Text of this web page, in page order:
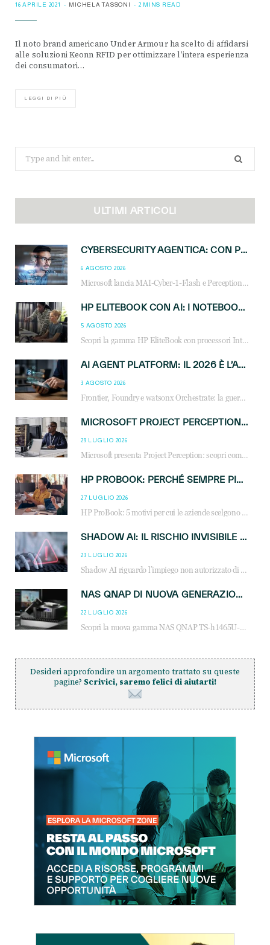
16 APRILE 2021 MICHELA TASSONI 2 MINS READ
Il noto brand americano Under Armour ha scelto di affidarsi
alle soluzioni Keonn RFID per ottimizzare l’intera esperienza
dei consumatori…
LEGGI DI PIÙ
Search
for:
ULTIMI ARTICOLI
CYBERSECURITY AGENTICA: CON PERCEPTION E MAI-CYBER-1-FLASH MICROSOFT APRE NUOVI SERVIZI PER IL CANALE
6 AGOSTO 2026
Microsoft lancia MAI-Cyber-1-Flash e Perception: cybersecurity agentica in preview dal 3 novembre. Cosa cambia per MSP, system integrator e reseller.
HP ELITEBOOK CON AI: I NOTEBOOK BUSINESS INTELLIGENTI CHE TRASFORMANO PRODUTTIVITÀ, SICUREZZA E LAVORO IBRIDO
5 AGOSTO 2026
Scopri la gamma HP EliteBook con processori Intel® Core™ Ultra e AMD Ryzen™ AI. Notebook business progettati per aumentare la produttività, migliorare la collaborazione e garantire sicurezza avanzata in ufficio e in mobilità.
AI AGENT PLATFORM: IL 2026 È L’ANNO DEL «SISTEMA OPERATIVO» PER GLI AGENTI AZIENDALI
3 AGOSTO 2026
Frontier, Foundry e watsonx Orchestrate: la guerra delle piattaforme AI agent ridisegna il mercato IT. Cosa cambia per reseller, MSP e system integrator.
MICROSOFT PROJECT PERCEPTION: COME GLI AGENTI AI CAMBIERANNO SOC, CYBERSECURITY E SERVIZI MSP
29 LUGLIO 2026
Microsoft presenta Project Perception: scopri come gli agenti AI possono trasformare cybersecurity, SOC e servizi gestiti degli MSP.
HP PROBOOK: PERCHÉ SEMPRE PIÙ AZIENDE SCELGONO NOTEBOOK PROGETTATI PER IL LAVORO MODERNO
27 LUGLIO 2026
HP ProBook: 5 motivi per cui le aziende scelgono i notebook business HP per migliorare produttività, sicurezza e gestione dell’AI.
SHADOW AI: IL RISCHIO INVISIBILE CHE LE AZIENDE POSSONO GOVERNARE
23 LUGLIO 2026
Shadow AI riguardo l’impiego non autorizzato di sistemi AI all’interno dell’azienda. E’ una pratica che si diffonde a partire dai dipendenti fino ai dirigenti e mette a repentaglio la cybersecurity, con costi più elevati per le organizzazioni. Due recenti report illustrano il fenomeno e forniscono dati in merito
NAS QNAP DI NUOVA GENERAZIONE: PIÙ PRESTAZIONI, SCALABILITÀ E PROTEZIONE DEI DATI PER LE INFRASTRUTTURE IT MODERNE
22 LUGLIO 2026
Scopri la nuova gamma NAS QNAP TS-h1465U-RP, TS-h1065eU e TS-h665U: storage aziendale con ZFS, DDR5, E1.S NVMe e connettività 2.5GbE per backup, virtualizzazione e cybersecurity.
Desideri approfondire un argomento trattato su queste
pagine? Scrivici, saremo felici di aiutarti!